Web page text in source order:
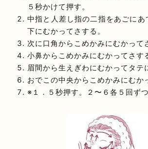
５秒かけて押す。
中指と人差し指の二指をあごにあ
下にむかってさする。
次に口角からこめかみにむかって
小鼻からこめかみにむかってさす
眉間から生えぎわにむかってタテ
おでこの中央からこめかみにむか
※１．５秒押す。２〜６各５回ず